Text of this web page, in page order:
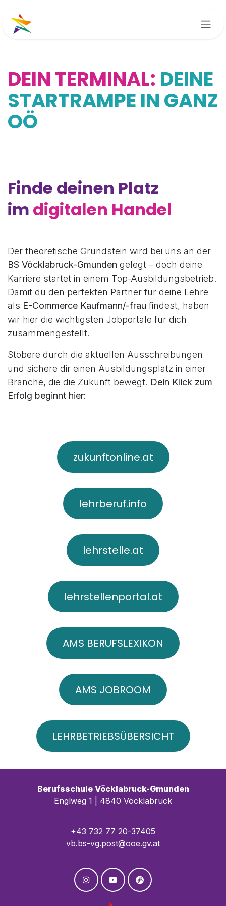
DEIN TERMINAL: DEINE
STARTRAMPE IN GANZ
OÖ
Finde deinen Platz
im digitalen Handel
Der theoretische Grundstein wird bei uns an der
BS Vöcklabruck-Gmunden gelegt – doch deine
Karriere startet in einem Top-Ausbildungsbetrieb.
Damit du den perfekten Partner für deine Lehre
als E-Commerce Kaufmann/-frau findest, haben
wir hier die wichtigsten Jobportale für dich
zusammengestellt.
Stöbere durch die aktuellen Ausschreibungen
und sichere dir einen Ausbildungsplatz in einer
Branche, die die Zukunft bewegt. Dein Klick zum
Erfolg beginnt hier:
zukunftonline.at
lehrberuf.info
lehrstelle.at
lehrstellenportal.at
AMS BERUFSLEXIKON
AMS JOBROOM
LEHRBETRIEBSÜBERSICHT
Berufsschule Vöcklabruck-Gmunden
Englweg 1 | 4840 Vöcklabruck
+43 732 77 20-37405
vb.bs-vg.post@ooe.gv.at